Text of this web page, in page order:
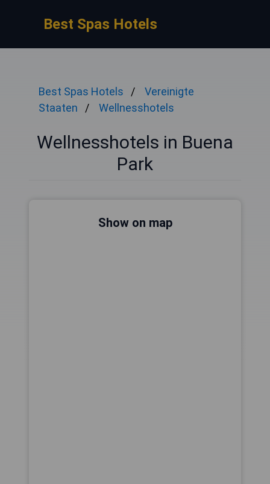
Best Spas Hotels
Best Spas Hotels
Vereinigte
Staaten
Wellnesshotels
Wellnesshotels in Buena
Park
Show on map